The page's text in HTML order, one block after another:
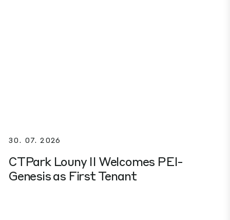
30. 07. 2026
CTPark Louny II Welcomes PEI-
Genesis as First Tenant